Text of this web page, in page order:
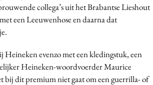
collega’s uit het Brabantse Lieshout
een Leeuwenhose en daarna dat
Heineken evenzo met een kledingstuk, een
Heineken-woordvoerder Maurice
bij dit premium niet gaat om een guerrilla- of